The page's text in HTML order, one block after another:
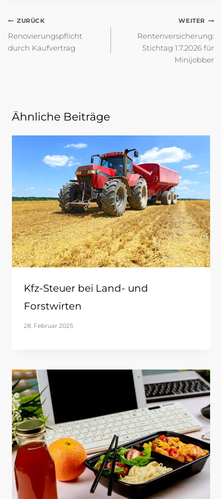
Beitragsnavigation
ZURÜCK
Renovierungspflicht
durch Kaufvertrag
WEITER
Rentenversicherung:
Stichtag 1.7.2026 für
Minijobber
Ähnliche Beiträge
Kfz-Steuer bei Land- und
Forstwirten
28. Februar 2025